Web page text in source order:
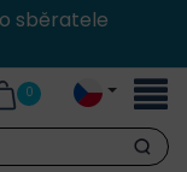
sběratele
0
Hledat